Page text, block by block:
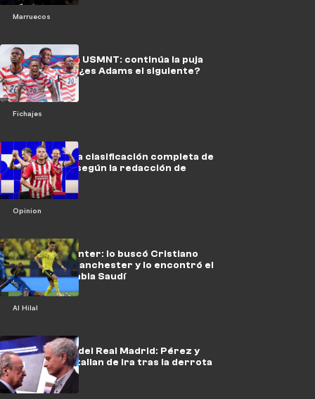
Marruecos
Fichajes
Fichajes de la USMNT: continúa la puja
por Balogun, ¿es Adams el siguiente?
Opinion
Así quedará la clasificación completa de
la Eredivisie según la redacción de
Voetbalzone
Al Hilal
El Majadía Center: lo buscó Cristiano
Ronaldo en Manchester y lo encontró el
Al Hilal en Arabia Saudí
La ebullición del Real Madrid: Pérez y
Mourinho estallan de ira tras la derrota
de Rodri